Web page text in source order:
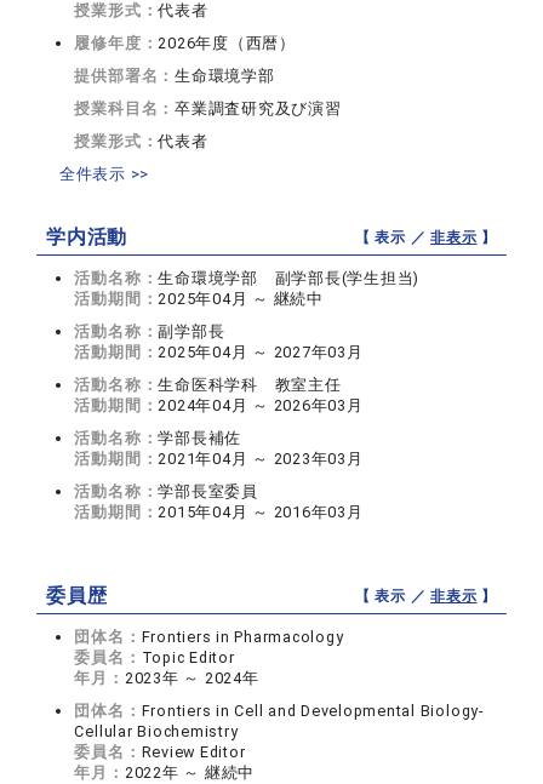
授業形式：代表者
履修年度：2026年度（西暦）
提供部署名：生命環境学部
授業科目名：卒業調査研究及び演習
授業形式：代表者
全件表示 >>
学内活動 【 表示 ／非表示 】
活動名称：生命環境学部 副学部長(学生担当)
活動期間：2025年04月 ～ 継続中
活動名称：副学部長
活動期間：2025年04月 ～ 2027年03月
活動名称：生命医科学科 教室主任
活動期間：2024年04月 ～ 2026年03月
活動名称：学部長補佐
活動期間：2021年04月 ～ 2023年03月
活動名称：学部長室委員
活動期間：2015年04月 ～ 2016年03月
委員歴 【 表示 ／非表示 】
団体名： Frontiers in Pharmacology
委員名： Topic Editor
年月： 2023年 ～ 2024年
団体名： Frontiers in Cell and Developmental Biology-
Cellular Biochemistry
委員名： Review Editor
年月： 2022年 ～ 継続中